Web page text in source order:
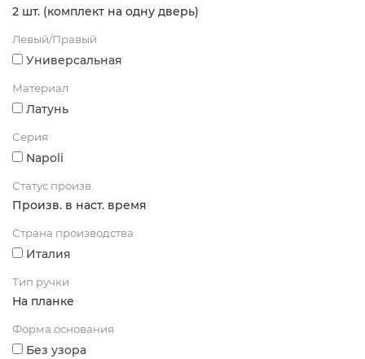
2 шт. (комплект на одну дверь)
Левый/Правый
Универсальная
Материал
Латунь
Серия
Napoli
Статус произв.
Произв. в наст. время
Страна производства
Италия
Тип ручки
На планке
Форма основания
Без узора